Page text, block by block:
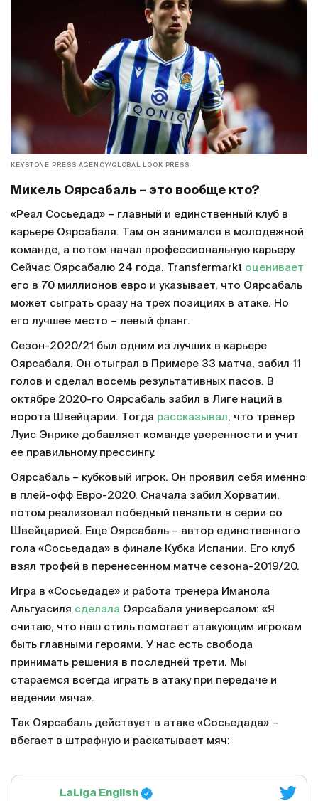
KEYSTONE PRESS AGENCY/GLOBAL LOOK PRESS
Микель Оярсабаль – это вообще кто?
«Реал Сосьедад» – главный и единственный клуб в
карьере Оярсабаля. Там он занимался в молодежной
команде, а потом начал профессиональную карьеру.
Сейчас Оярсабалю 24 года. Transfermarkt оценивает
его в 70 миллионов евро и указывает, что Оярсабаль
может сыграть сразу на трех позициях в атаке. Но
его лучшее место – левый фланг.
Сезон-2020/21 был одним из лучших в карьере
Оярсабаля. Он отыграл в Примере 33 матча, забил 11
голов и сделал восемь результативных пасов. В
октябре 2020-го Оярсабаль забил в Лиге наций в
ворота Швейцарии. Тогда рассказывал, что тренер
Луис Энрике добавляет команде уверенности и учит
ее правильному прессингу.
Оярсабаль – кубковый игрок. Он проявил себя именно
в плей-офф Евро-2020. Сначала забил Хорватии,
потом реализовал победный пенальти в серии со
Швейцарией. Еще Оярсабаль – автор единственного
гола «Сосьедада» в финале Кубка Испании. Его клуб
взял трофей в перенесенном матче сезона-2019/20.
Игра в «Сосьедаде» и работа тренера Иманола
Альгуасиля сделала Оярсабаля универсалом: «Я
считаю, что наш стиль помогает атакующим игрокам
быть главными героями. У нас есть свобода
принимать решения в последней трети. Мы
стараемся всегда играть в атаку при передаче и
ведении мяча».
Так Оярсабаль действует в атаке «Сосьедада» –
вбегает в штрафную и раскатывает мяч:
LaLiga English